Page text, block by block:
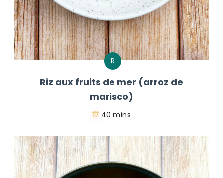
R
Riz aux fruits de mer (arroz de
marisco)
40 mins